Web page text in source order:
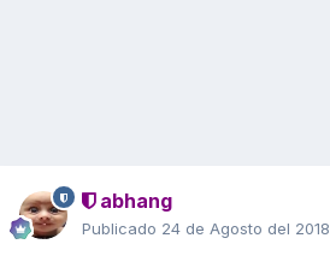
abhang
Publicado 24 de Agosto del 2018